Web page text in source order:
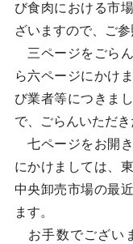
び食肉における市
ざいますので、ご
三ページをごら
ら六ページにかけ
び業者等につきま
で、ごらんいただき
七ページをお開
にかけましては、
中央卸売市場の最
ます。
お手数でござい